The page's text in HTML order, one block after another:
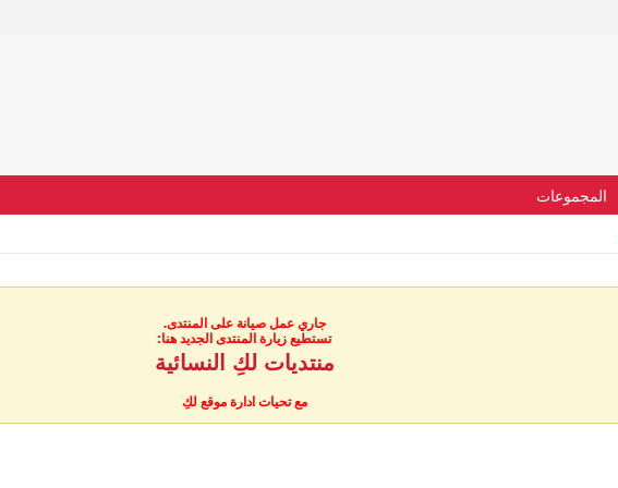
المجموعات
جاري عمل صيانة على المنتدى.
تستطيع زيارة المنتدى الجديد هنا:
منتديات لكِ النسائية
مع تحيات ادارة موقع لكِ